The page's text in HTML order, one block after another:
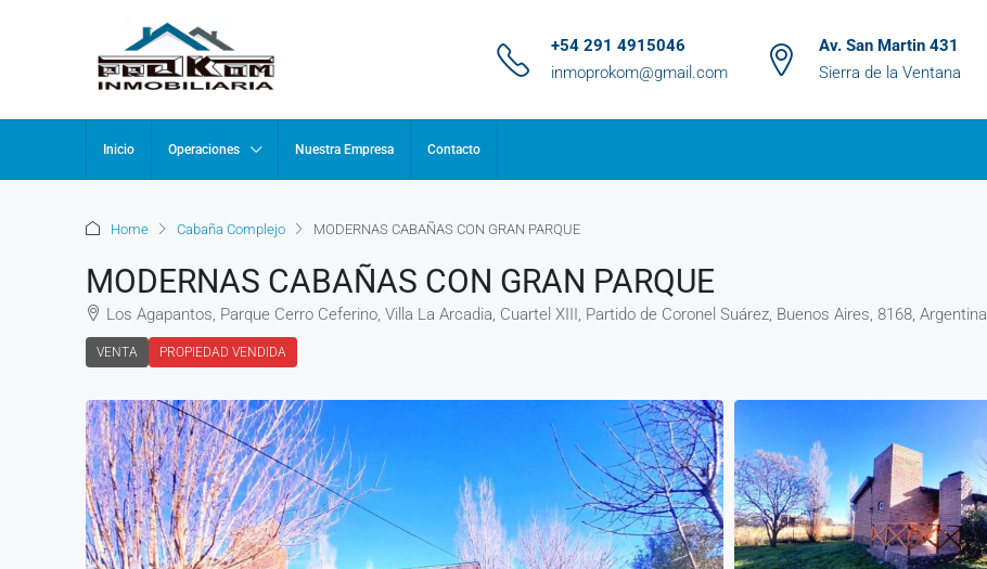
+54 291 4915046
inmoprokom@gmail.com
Av. San Martin 431
Sierra de la Ventana
Inicio Operaciones Nuestra Empresa Contacto
Home Cabaña Complejo MODERNAS CABAÑAS CON GRAN PARQUE
MODERNAS CABAÑAS CON GRAN PARQUE
Los Agapantos, Parque Cerro Ceferino, Villa La Arcadia, Cuartel XIII, Partido de Coronel Suárez, Buenos Aires, 8168, Argentina
VENTA PROPIEDAD VENDIDA